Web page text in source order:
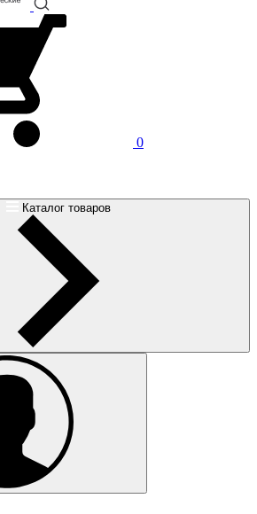
0
Каталог товаров